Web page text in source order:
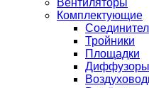
Вентиляторы
Комплектующие
Тройники
Площадки
Диффузоры